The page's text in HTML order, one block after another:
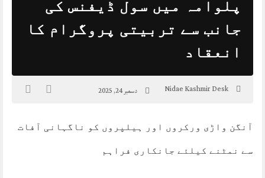
پلوامہ میں سول ڈیفنس کی
جانب سے تربیتی پروگرام کا
انعقاد
Nidae Kashmir Desk دسمبر 24, 2025
آنگن واڑی ورکروں اور ہیلپروں کو ناگہانی آفات
سے نمٹنے کیلئے جانکاری فراہم